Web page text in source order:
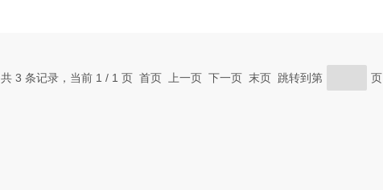
共 3 条记录，当前 1 / 1 页 首页 上一页 下一页 末页 跳转到第 页